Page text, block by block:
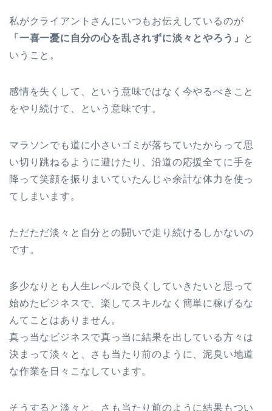
私がクライアントさんにいつもお伝えしているのが
「一喜一憂に自分の心を乱されずに淡々とやろう」
と
いうこと。
感情を失くして、という意味ではなく今やるべきこと
をやり続けて、という意味です。
マラソンでも道に小さいゴミが落ちていたからって思
い切り跳ねるように避けたり、沿道の応援全てに手を
降って笑顔を振りまいていたんじゃ余計な体力を使っ
てしまいます。
ただただ淡々と自分との闘いで走り続けるしかないの
です。
多少なりとも人生レベルで良くしていきたいと思って
始めたビジネスで、楽してスキルなく簡単に稼げるな
んてことはありません。
真っ当なビジネスで真っ当に結果を出している方々は
決まって淡々と、さも当たり前のように、泥臭い地道
な作業を日々こなしています。
そうすると淡々と、さも当たり前のように結果もつい